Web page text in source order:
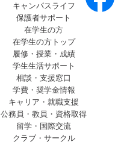
キャンパスライフ
保護者サポート
在学生の方
在学生の方トップ
履修・授業・成績
学生生活サポート
相談・支援窓口
学費・奨学金情報
キャリア・就職支援
公務員・教員・資格取得
留学・国際交流
クラブ・サークル